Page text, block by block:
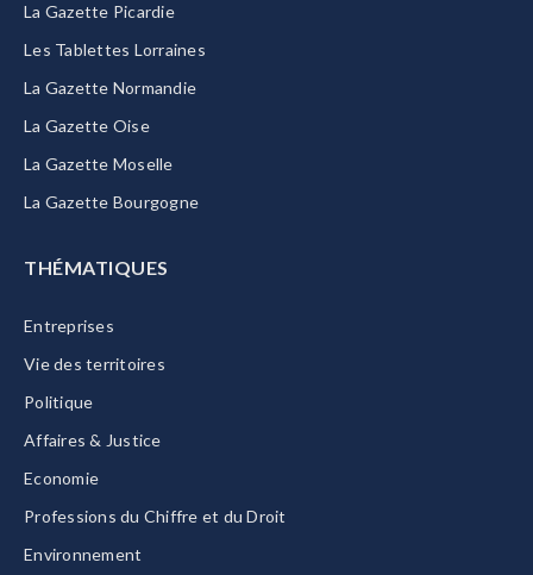
La Gazette Picardie
Les Tablettes Lorraines
La Gazette Normandie
La Gazette Oise
La Gazette Moselle
La Gazette Bourgogne
THÉMATIQUES
Entreprises
Vie des territoires
Politique
Affaires & Justice
Economie
Professions du Chiffre et du Droit
Environnement